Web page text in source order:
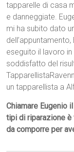
tapparelle di casa
e danneggiate.
mi ha subito dato
eseguito il lavoro
soddisfatto del
un tapparellista a
Chiamare Eugenio
tipi di riparazione
da comporre per